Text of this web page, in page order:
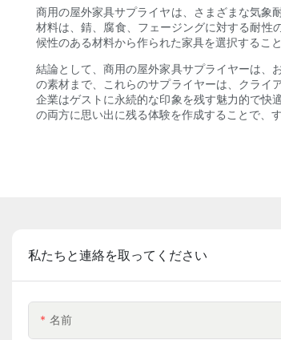
商用の屋外家具サプライヤは、さまざまな気象
材料は、錆、腐食、フェージングに対する耐性
候性のある材料から作られた家具を選択するこ
結論として、商用の屋外家具サプライヤーは、
の素材まで、これらのサプライヤーは、クライ
企業はゲストに永続的な印象を残す魅力的で快
の両方に思い出に残る体験を作成することで、
私たちと連絡を取ってください
名前